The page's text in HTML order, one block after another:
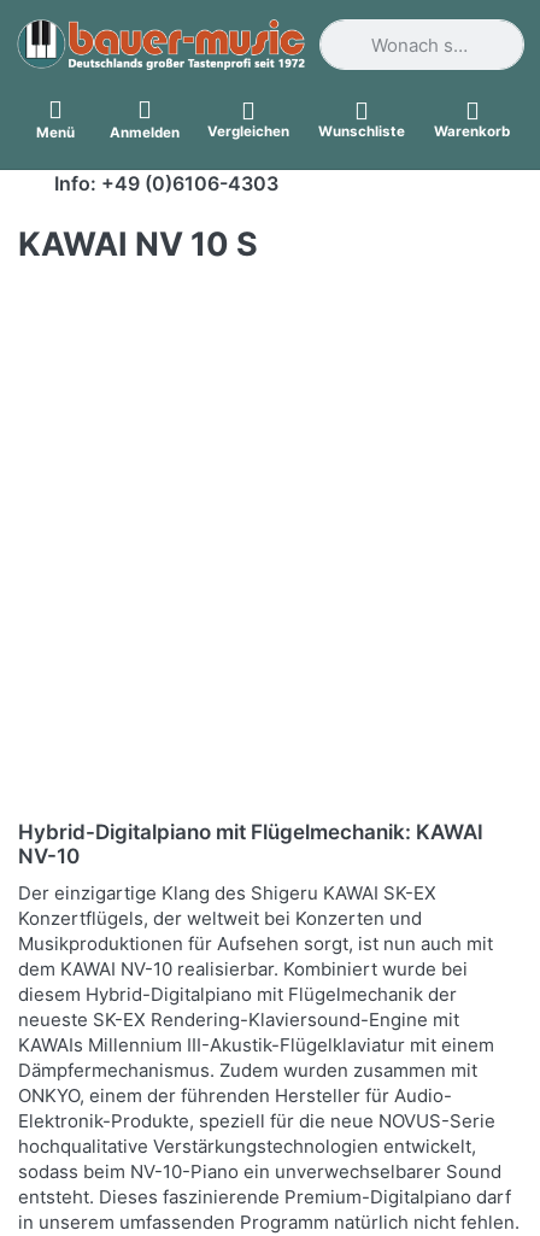
Geben Sie einen
Menü Anmelden Vergleichen Wunschliste Warenkorb
Info: +49 (0)6106-4303
KAWAI NV 10 S
Hybrid-Digitalpiano mit Flügelmechanik: KAWAI
NV-10
Der einzigartige Klang des Shigeru KAWAI SK-EX
Konzertflügels, der weltweit bei Konzerten und
Musikproduktionen für Aufsehen sorgt, ist nun auch mit
dem KAWAI NV-10 realisierbar. Kombiniert wurde bei
diesem Hybrid-Digitalpiano mit Flügelmechanik der
neueste SK-EX Rendering-Klaviersound-Engine mit
KAWAIs Millennium III-Akustik-Flügelklaviatur mit einem
Dämpfermechanismus. Zudem wurden zusammen mit
ONKYO, einem der führenden Hersteller für Audio-
Elektronik-Produkte, speziell für die neue NOVUS-Serie
hochqualitative Verstärkungstechnologien entwickelt,
sodass beim NV-10-Piano ein unverwechselbarer Sound
entsteht. Dieses faszinierende Premium-Digitalpiano darf
in unserem umfassenden Programm natürlich nicht fehlen.